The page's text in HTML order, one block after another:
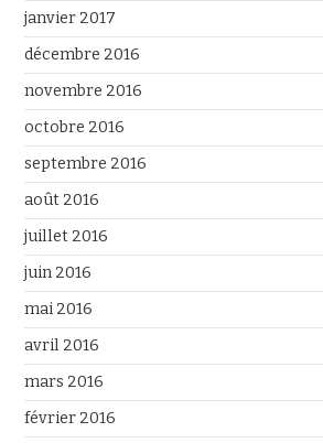
janvier 2017
décembre 2016
novembre 2016
octobre 2016
septembre 2016
août 2016
juillet 2016
juin 2016
mai 2016
avril 2016
mars 2016
février 2016